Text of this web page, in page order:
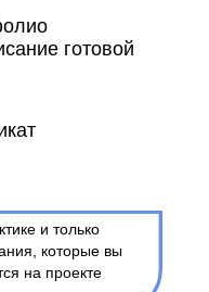
готовой
и только
которые вы
на проекте